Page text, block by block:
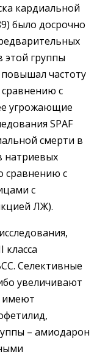
кардиальной
было досрочно
этой группы
частоту
сравнению с
угрожающие
SPAF
смерти в
натриевых
сравнению с
с
ЛЖ).
Селективные
увеличивают
имеют
– амиодарон